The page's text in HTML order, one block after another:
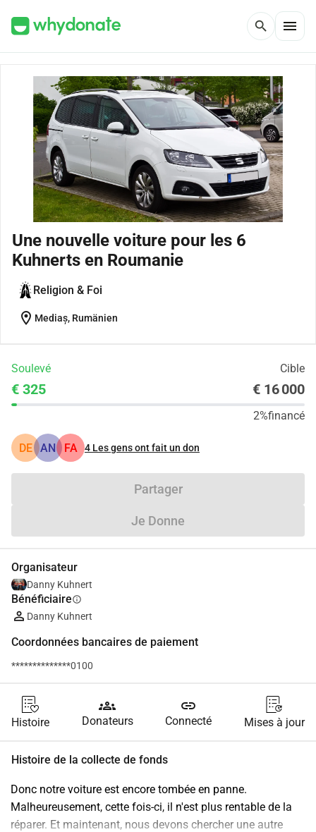
search menu
Une nouvelle voiture pour les 6
Kuhnerts en Roumanie
Religion & Foi
location_on Mediaș, Rumänien
Soulevé Cible
€ 325 € 16 000
2%financé
DE AN FA 4 Les gens ont fait un don
Partager
Je Donne
Organisateur
Danny Kuhnert
Bénéficiaireinfo
Danny Kuhnert
Coordonnées bancaires de paiement
**************0100
Histoire
groups
Donateurs
link
Connecté Mises à jour
Histoire de la collecte de fonds
Donc notre voiture est encore tombée en panne.
Malheureusement, cette fois-ci, il n'est plus rentable de la
réparer. Et maintenant, nous devons chercher une autre